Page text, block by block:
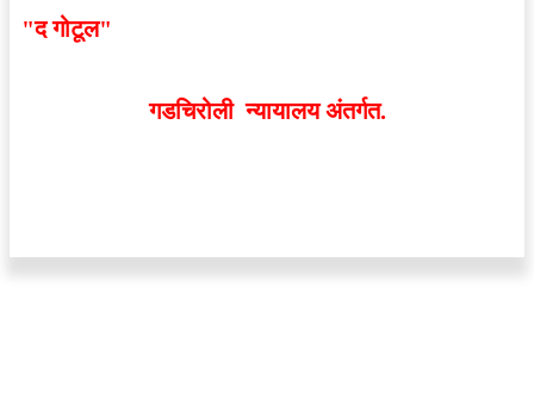
"द गोटूल"
गडचिरोली न्यायालय अंतर्गत.